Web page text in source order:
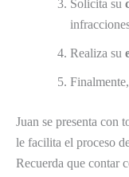
Solicita su
Realiza su
Juan se presenta con
le facilita el proceso
Recuerda que contar